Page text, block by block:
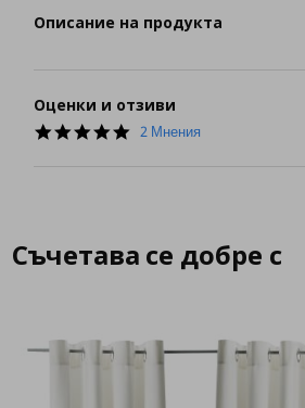
Описание на продукта
Оценки и отзиви
5.0
2 Мнения
Съчетава се добре с